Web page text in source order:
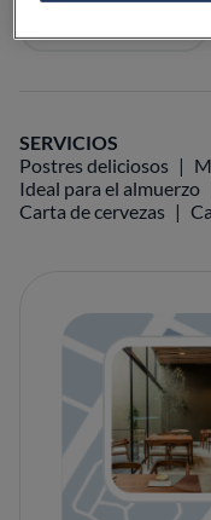
SERVICIOS
Postres deliciosos
Ideal para el almuerzo
Carta de cervezas